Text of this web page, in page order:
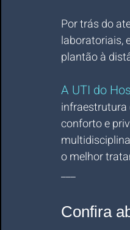
Por trás do
laboratoriais,
plantão à
A UTI do
infraestrutura
conforto e
o melhor
___
Confira